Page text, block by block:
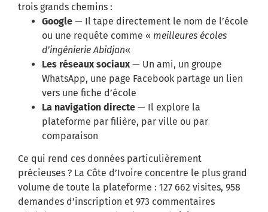
trois grands chemins :
Google — Il tape directement le nom de l’école
ou une requête comme « meilleures écoles
d’ingénierie Abidjan«
Les réseaux sociaux — Un ami, un groupe
WhatsApp, une page Facebook partage un lien
vers une fiche d’école
La navigation directe — Il explore la
plateforme par filière, par ville ou par
comparaison
Ce qui rend ces données particulièrement
précieuses ? La Côte d’Ivoire concentre le plus grand
volume de toute la plateforme : 127 662 visites, 958
demandes d’inscription et 973 commentaires